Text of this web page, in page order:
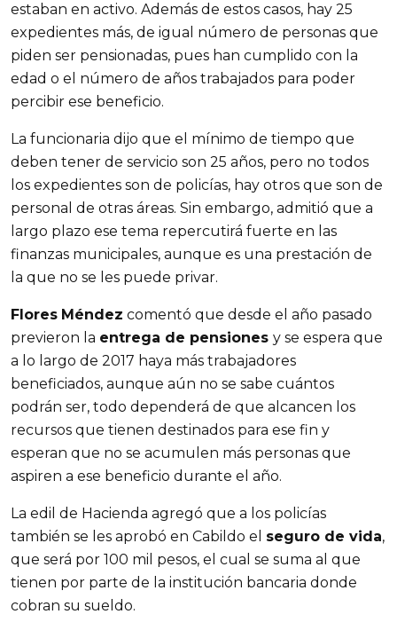
estaban en activo. Además de estos casos, hay 25
expedientes más, de igual número de personas que
piden ser pensionadas, pues han cumplido con la
edad o el número de años trabajados para poder
percibir ese beneficio.
La funcionaria dijo que el mínimo de tiempo que
deben tener de servicio son 25 años, pero no todos
los expedientes son de policías, hay otros que son de
personal de otras áreas. Sin embargo, admitió que a
largo plazo ese tema repercutirá fuerte en las
finanzas municipales, aunque es una prestación de
la que no se les puede privar.
Flores Méndez comentó que desde el año pasado
previeron la entrega de pensiones y se espera que
a lo largo de 2017 haya más trabajadores
beneficiados, aunque aún no se sabe cuántos
podrán ser, todo dependerá de que alcancen los
recursos que tienen destinados para ese fin y
esperan que no se acumulen más personas que
aspiren a ese beneficio durante el año.
La edil de Hacienda agregó que a los policías
también se les aprobó en Cabildo el seguro de vida,
que será por 100 mil pesos, el cual se suma al que
tienen por parte de la institución bancaria donde
cobran su sueldo.